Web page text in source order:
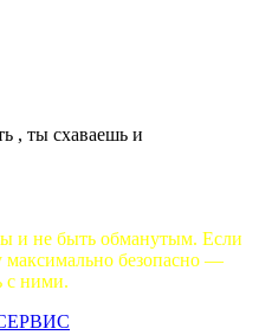
, ты схаваешь и
и не быть обманутым. Если
максимально безопасно —
с ними.